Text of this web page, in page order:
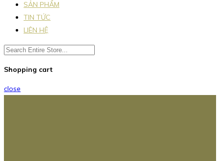
SẢN PHẨM
TIN TỨC
LIÊN HỆ
Shopping cart
close